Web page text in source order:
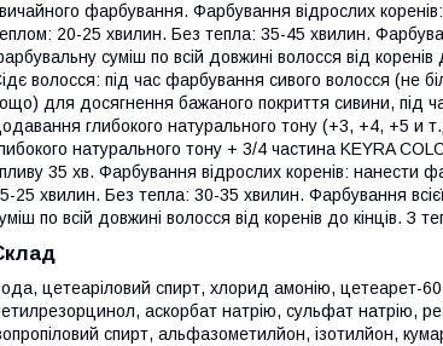
фарбування. Фарбування відрослих
20-25 хвилин. Без тепла: 35-45 хвилин.
суміш по всій довжині волосся від
волосся: під час фарбування сивого волосся (не
для досягнення бажаного покриття сивини, під
глибокого натурального тону (+3, +4, +5 и
натурального тону + 3/4 частина KEYRA
35 хв. Фарбування відрослих коренів: нанести
25 хвилин. Без тепла: 30-35 хвилин. Фарбування
по всій довжині волосся від коренів до кінців.
цетеаріловий спирт, хлорид амонію, цетеарет-
аскорбат натрію, сульфат натрію,
спирт, альфазометилйон, ізотилйон,